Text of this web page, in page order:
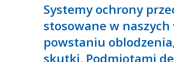
Systemy ochrony
stosowane w
powstaniu
skutki. Podmiotami